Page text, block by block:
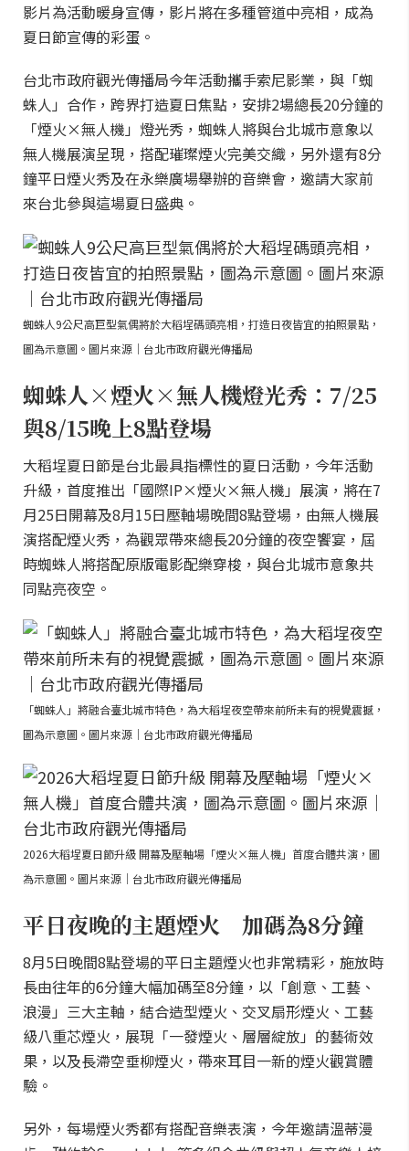
影片為活動暖身宣傳，影片將在多種管道中亮相，成為
夏日節宣傳的彩蛋。
台北市政府觀光傳播局今年活動攜手索尼影業，與「蜘
蛛人」合作，跨界打造夏日焦點，安排2場總長20分鐘的
「煙火×無人機」燈光秀，蜘蛛人將與台北城市意象以
無人機展演呈現，搭配璀璨煙火完美交織，另外還有8分
鐘平日煙火秀及在永樂廣場舉辦的音樂會，邀請大家前
來台北參與這場夏日盛典。
蜘蛛人9公尺高巨型氣偶將於大稻埕碼頭亮相，打造日夜皆宜的拍照景點，
圖為示意圖。圖片來源｜台北市政府觀光傳播局
蜘蛛人×煙火×無人機燈光秀：7/25
與8/15晚上8點登場
大稻埕夏日節是台北最具指標性的夏日活動，今年活動
升級，首度推出「國際IP×煙火×無人機」展演，將在7
月25日開幕及8月15日壓軸場晚間8點登場，由無人機展
演搭配煙火秀，為觀眾帶來總長20分鐘的夜空饗宴，屆
時蜘蛛人將搭配原版電影配樂穿梭，與台北城市意象共
同點亮夜空。
「蜘蛛人」將融合臺北城市特色，為大稻埕夜空帶來前所未有的視覺震撼，
圖為示意圖。圖片來源｜台北市政府觀光傳播局
2026大稻埕夏日節升級 開幕及壓軸場「煙火×無人機」首度合體共演，圖
為示意圖。圖片來源｜台北市政府觀光傳播局
平日夜晚的主題煙火 加碼為8分鐘
8月5日晚間8點登場的平日主題煙火也非常精彩，施放時
長由往年的6分鐘大幅加碼至8分鐘，以「創意、工藝、
浪漫」三大主軸，結合造型煙火、交叉扇形煙火、工藝
級八重芯煙火，展現「一發煙火、層層綻放」的藝術效
果，以及長滯空垂柳煙火，帶來耳目一新的煙火觀賞體
驗。
另外，每場煙火秀都有搭配音樂表演，今年邀請溫蒂漫